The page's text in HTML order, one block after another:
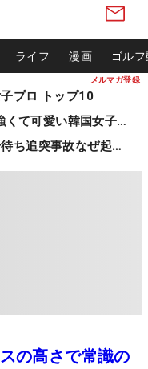
メルマガ登録
ライフ 漫画 ゴル
プロ トップ10
K-POPアイドル顔負け 強くて可愛い韓国女子プロ
女子プロも被害に！信号待ち追突事故なぜ起きる？
の高さで常識の